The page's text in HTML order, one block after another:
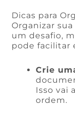
Dicas para
Organizar
um desafio,
pode facilitar
Crie
Isso vai
ordem.